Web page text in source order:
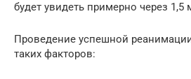
будет увидеть примерно через 1,5
Проведение успешной
таких факторов: